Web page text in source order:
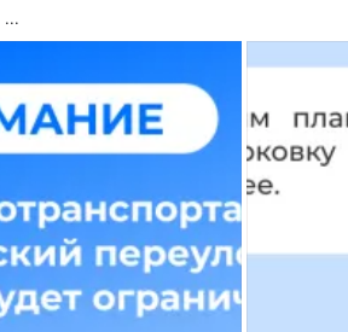
...